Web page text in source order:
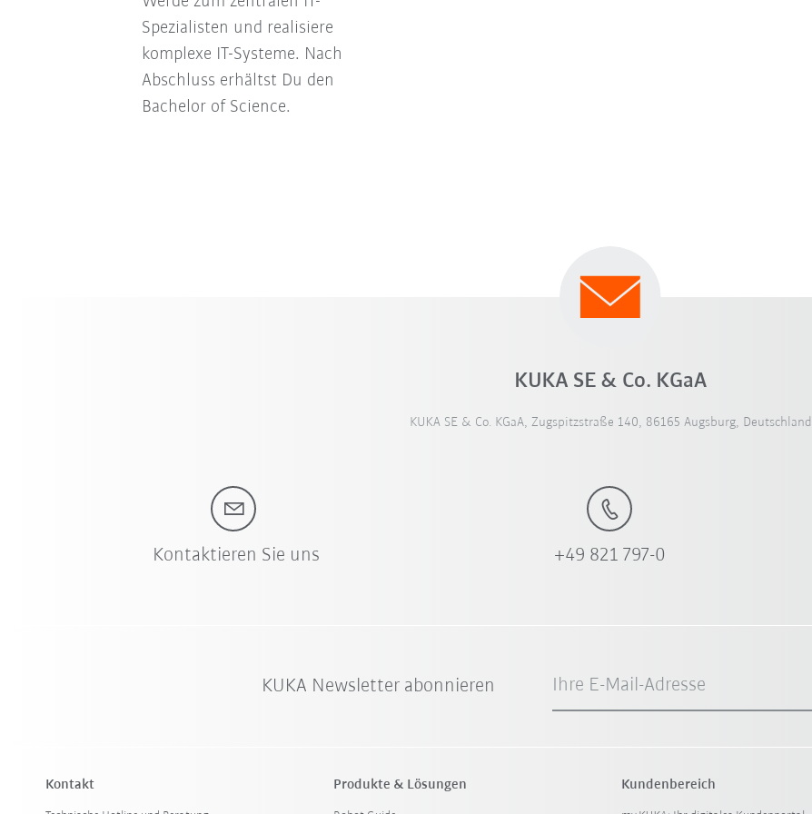
Spezialisten und realisiere
komplexe IT-Systeme. Nach
Abschluss erhältst Du den
Bachelor of Science.
KUKA SE & Co. KGaA
KUKA SE & Co. KGaA, Zugspitzstraße 140, 86165 Augsburg, Deutschland
Kontaktieren Sie uns +49 821 797-0
KUKA Newsletter abonnieren Ihre E-Mail-Adresse
Kontakt Produkte & Lösungen Kundenbereich